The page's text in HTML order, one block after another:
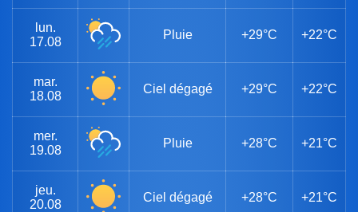
lun.
17.08
Pluie +29°C +22°C
mar.
18.08
Ciel dégagé +29°C +22°C
mer.
19.08
Pluie +28°C +21°C
jeu.
20.08
Ciel dégagé +28°C +21°C